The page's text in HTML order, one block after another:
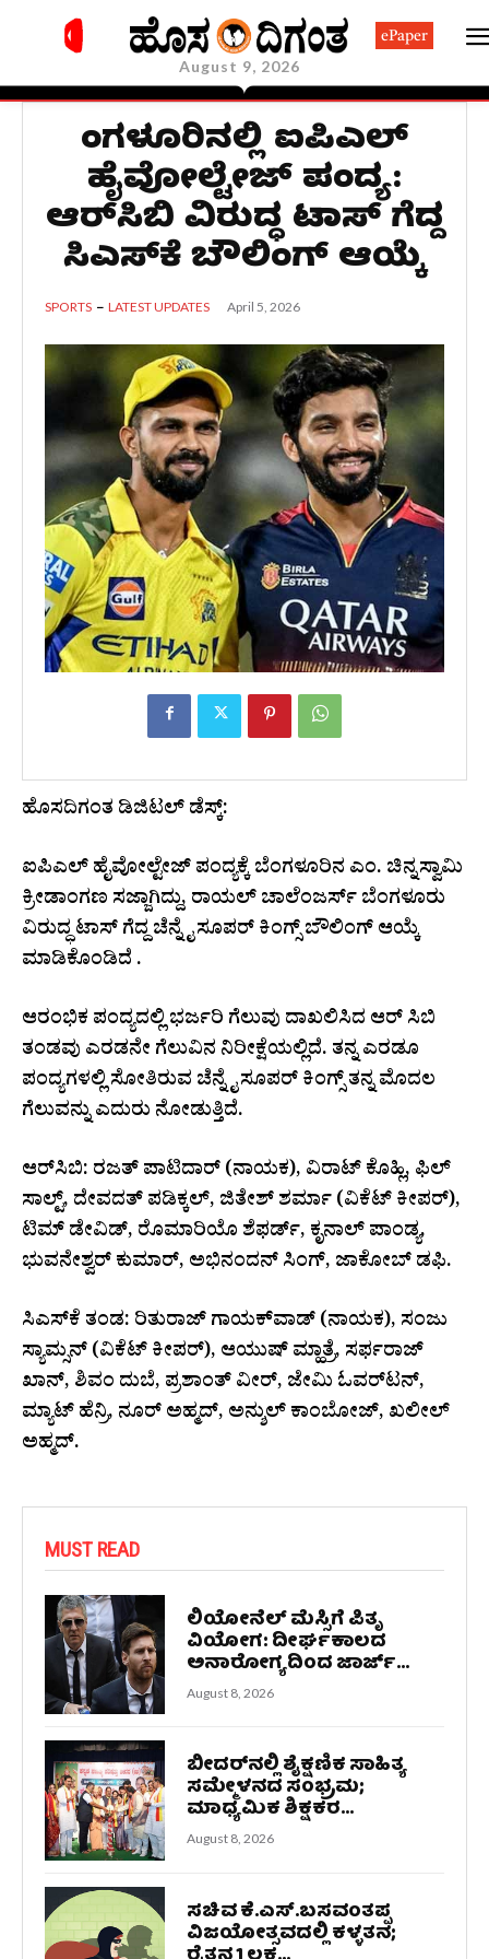
August 9, 2026
ePaper
ಬೆಂಗಳೂರಿನಲ್ಲಿ ಐಪಿಎಲ್
ಹೈವೋಲ್ಟೇಜ್ ಪಂದ್ಯ:
ಆರ್‌ಸಿಬಿ ವಿರುದ್ಧ ಟಾಸ್ ಗೆದ್ದ
ಸಿಎಸ್‌ಕೆ ಬೌಲಿಂಗ್ ಆಯ್ಕೆ
SPORTS LATEST UPDATES April 5, 2026
ಹೊಸದಿಗಂತ ಡಿಜಿಟಲ್ ಡೆಸ್ಕ್:
ಐಪಿಎಲ್ ಹೈವೋಲ್ಟೇಜ್ ಪಂದ್ಯಕ್ಕೆ ಬೆಂಗಳೂರಿನ ಎಂ. ಚಿನ್ನಸ್ವಾಮಿ
ಕ್ರೀಡಾಂಗಣ ಸಜ್ಜಾಗಿದ್ದು, ರಾಯಲ್ ಚಾಲೆಂಜರ್ಸ್ ಬೆಂಗಳೂರು
ವಿರುದ್ಧ ಟಾಸ್ ಗೆದ್ದ ಚೆನ್ನೈ ಸೂಪರ್ ಕಿಂಗ್ಸ್ ಬೌಲಿಂಗ್ ಆಯ್ಕೆ
ಮಾಡಿಕೊಂಡಿದೆ .
ಆರಂಭಿಕ ಪಂದ್ಯದಲ್ಲಿ ಭರ್ಜರಿ ಗೆಲುವು ದಾಖಲಿಸಿದ ಆರ್ ಸಿಬಿ
ತಂಡವು ಎರಡನೇ ಗೆಲುವಿನ ನಿರೀಕ್ಷೆಯಲ್ಲಿದೆ. ತನ್ನ ಎರಡೂ
ಪಂದ್ಯಗಳಲ್ಲಿ ಸೋತಿರುವ ಚೆನ್ನೈ ಸೂಪರ್ ಕಿಂಗ್ಸ್ ತನ್ನ ಮೊದಲ
ಗೆಲುವನ್ನು ಎದುರು ನೋಡುತ್ತಿದೆ.
ಆರ್‌ಸಿಬಿ: ರಜತ್ ಪಾಟಿದಾರ್ (ನಾಯಕ), ವಿರಾಟ್ ಕೊಹ್ಲಿ, ಫಿಲ್
ಸಾಲ್ಟ್, ದೇವದತ್ ಪಡಿಕ್ಕಲ್, ಜಿತೇಶ್ ಶರ್ಮಾ (ವಿಕೆಟ್ ಕೀಪರ್),
ಟಿಮ್ ಡೇವಿಡ್, ರೊಮಾರಿಯೊ ಶೆಫರ್ಡ್, ಕೃನಾಲ್ ಪಾಂಡ್ಯ,
ಭುವನೇಶ್ವರ್ ಕುಮಾರ್, ಅಭಿನಂದನ್ ಸಿಂಗ್, ಜಾಕೋಬ್ ಡಫಿ.
ಸಿಎಸ್‌ಕೆ ತಂಡ: ರಿತುರಾಜ್ ಗಾಯಕ್‌ವಾಡ್ (ನಾಯಕ), ಸಂಜು
ಸ್ಯಾಮ್ಸನ್ (ವಿಕೆಟ್ ಕೀಪರ್), ಆಯುಷ್ ಮ್ಹಾತ್ರೆ, ಸರ್ಫರಾಜ್
ಖಾನ್, ಶಿವಂ ದುಬೆ, ಪ್ರಶಾಂತ್ ವೀರ್, ಜೇಮಿ ಓವರ್‌ಟನ್,
ಮ್ಯಾಟ್ ಹೆನ್ರಿ, ನೂರ್ ಅಹ್ಮದ್, ಅನ್ಶುಲ್ ಕಾಂಬೋಜ್, ಖಲೀಲ್
ಅಹ್ಮದ್.
MUST READ
ಲಿಯೋನೆಲ್ ಮೆಸ್ಸಿಗೆ ಪಿತೃ
ವಿಯೋಗ: ದೀರ್ಘಕಾಲದ
ಅನಾರೋಗ್ಯದಿಂದ ಜಾರ್ಜ್...
August 8, 2026
ಬೀದರ್‌ನಲ್ಲಿ ಶೈಕ್ಷಣಿಕ ಸಾಹಿತ್ಯ
ಸಮ್ಮೇಳನದ ಸಂಭ್ರಮ;
ಮಾಧ್ಯಮಿಕ ಶಿಕ್ಷಕರ...
August 8, 2026
ಸಚಿವ ಕೆ.ಎಸ್.ಬಸವಂತಪ್ಪ
ವಿಜಯೋತ್ಸವದಲ್ಲಿ ಕಳ್ಳತನ;